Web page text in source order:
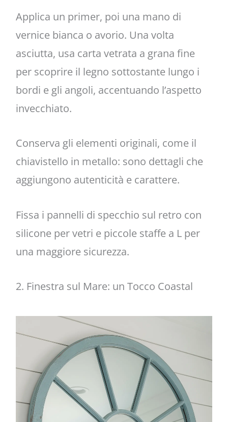
Applica un primer, poi una mano di
vernice bianca o avorio. Una volta
asciutta, usa carta vetrata a grana fine
per scoprire il legno sottostante lungo i
bordi e gli angoli, accentuando l’aspetto
invecchiato.
Conserva gli elementi originali, come il
chiavistello in metallo: sono dettagli che
aggiungono autenticità e carattere.
Fissa i pannelli di specchio sul retro con
silicone per vetri e piccole staffe a L per
una maggiore sicurezza.
2. Finestra sul Mare: un Tocco Coastal